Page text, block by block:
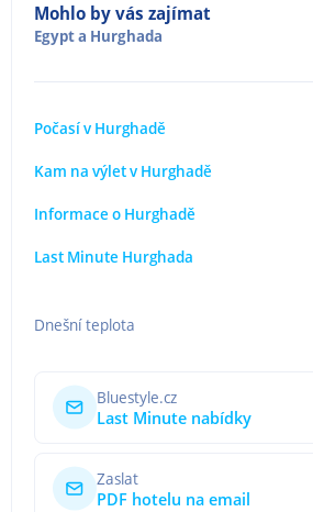
Mohlo by vás zajímat
Egypta Hurghada
Počasí v Hurghadě
Kam na výlet v Hurghadě
Informace o Hurghadě
Last Minute Hurghada
Dnešní teplota
Bluestyle.cz
Last Minute nabídky
Zaslat
PDF hotelu na email